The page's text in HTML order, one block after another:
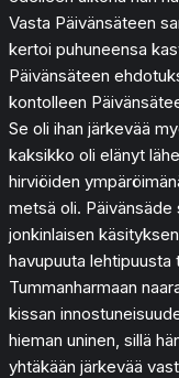
Vasta Päivänsäteen
kertoi puhuneensa
Päivänsäteen
kontolleen
Se oli ihan järkevää
kaksikko oli elänyt
hirviöiden
metsä oli. Päivänsäde
jonkinlaisen
havupuuta lehtipuusta
Tummanharmaan
kissan
hieman uninen, sillä
yhtäkään järkevää